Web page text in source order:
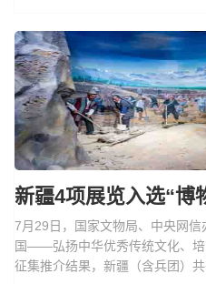
新疆4项展览入选“博
7月29日，国家文物局、中央网
国——弘扬中华优秀传统文化、培
征集推介结果，新疆（含兵团）共